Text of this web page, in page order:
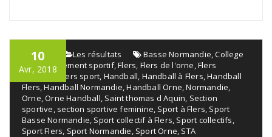
10
Avr, 2018
admin Les résultats Basse Normandie ,College
Flers,Événement sportif,Flers Flers de l'orne ,Flers
handball, Flers sport Handball Handball à Flers ,Handball
Flers ,Handball Normandie ,Handball Orne ,Normandie
Orne ,Orne Handball Saint thomas d Aquin Section
sportive section sportive feminine Sport à Flers Sport
Basse Normandie Sport collectif à Flers Sport collectifs
Sport Flers Sport Normandie Sport Orne STA